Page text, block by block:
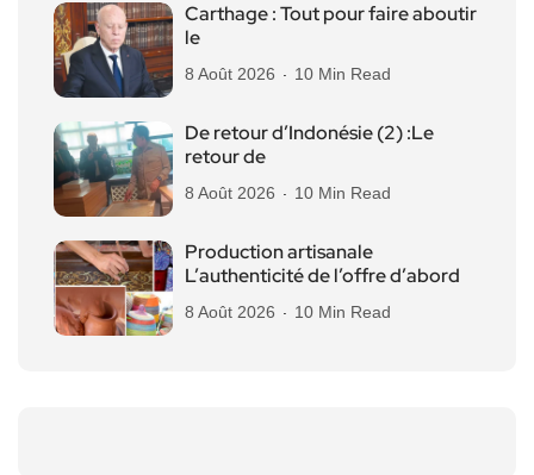
Carthage : Tout pour faire aboutir
le
8 Août 2026 10 Min Read
De retour d’Indonésie (2) :Le
retour de
8 Août 2026 10 Min Read
Production artisanale
L’authenticité de l’offre d’abord
8 Août 2026 10 Min Read